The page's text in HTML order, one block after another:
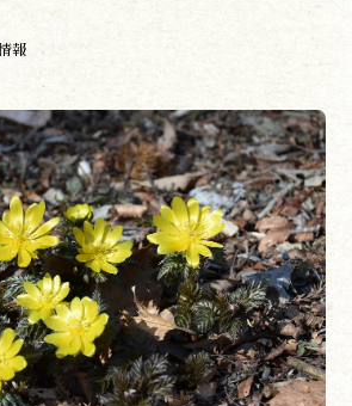
報
遊ぶ
作る
食べる
泊まる
買う